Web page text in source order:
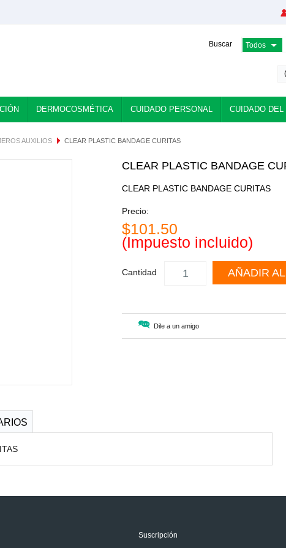
Buscar
(
DERMOCOSMÉTICA CUIDADO PERSONAL CUIDADO
AUXILIOS CLEAR PLASTIC BANDAGE CURITAS
CLEAR PLASTIC BANDAGE
CLEAR PLASTIC BANDAGE CURITAS
Precio:
$101.50
(Impuesto incluido)
Cantidad AÑADIR
Dile a un amigo
Suscripción